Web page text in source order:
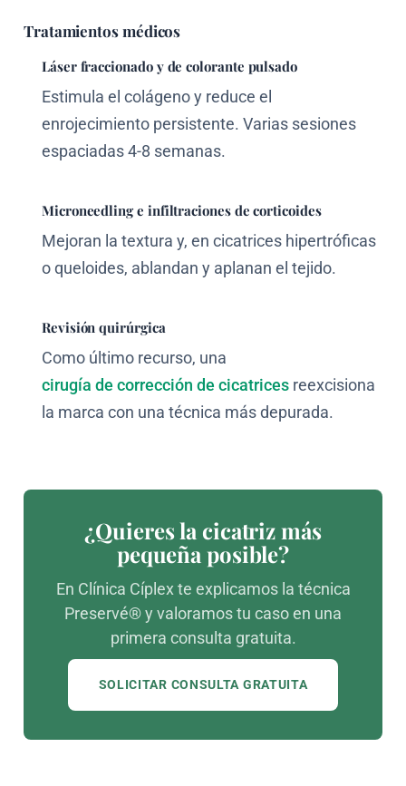
Tratamientos médicos
Láser fraccionado y de colorante pulsado
Estimula el colágeno y reduce el
enrojecimiento persistente. Varias sesiones
espaciadas 4-8 semanas.
Microneedling e infiltraciones de corticoides
Mejoran la textura y, en cicatrices hipertróficas
o queloides, ablandan y aplanan el tejido.
Revisión quirúrgica
Como último recurso, una
cirugía de corrección de cicatrices reexcisiona
la marca con una técnica más depurada.
¿Quieres la cicatriz más
pequeña posible?
En Clínica Cíplex te explicamos la técnica
Preservé® y valoramos tu caso en una
primera consulta gratuita.
SOLICITAR CONSULTA GRATUITA